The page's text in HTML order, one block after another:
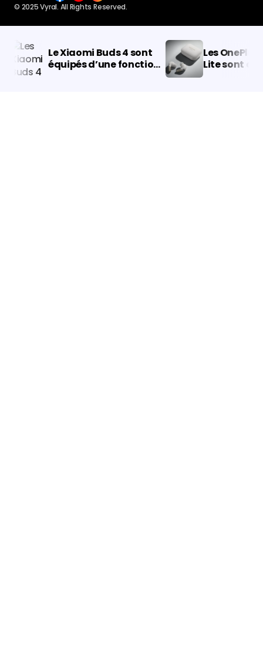
© 2025 Vyral. All Rights Reserved.
Le Xiaomi Buds 4 sont
équipés d’une fonction
de réduction du bruit et
Les OnePlus
Lite sont